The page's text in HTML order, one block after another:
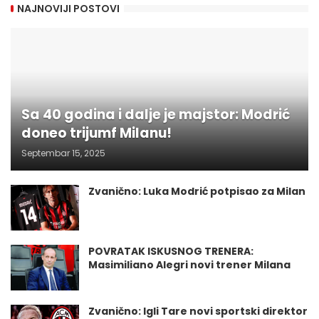
NAJNOVIJI POSTOVI
Sa 40 godina i dalje je majstor: Modrić
doneo trijumf Milanu!
Septembar 15, 2025
Zvanično: Luka Modrić potpisao za Milan
POVRATAK ISKUSNOG TRENERA:
Masimiliano Alegri novi trener Milana
Zvanično: Igli Tare novi sportski direktor